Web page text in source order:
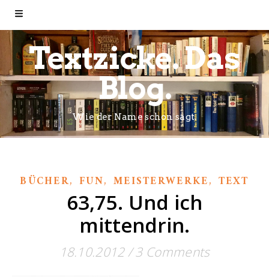
Textzicke. Das
Blog.
Wie der Name schon sagt.
BÜCHER,FUN, MEISTERWERKE, TEXT
63,75. Und ich
mittendrin.
18.10.2012/ 3 Comments